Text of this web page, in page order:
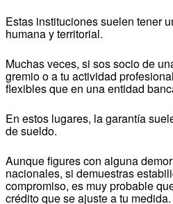
Estas instituciones suelen tener
humana y territorial.
Muchas veces, si sos socio de
gremio o a tu actividad
flexibles que en una entidad
En estos lugares, la garantía
de sueldo.
Aunque figures con alguna
nacionales, si demuestras
compromiso, es muy probable
crédito que se ajuste a tu medida.